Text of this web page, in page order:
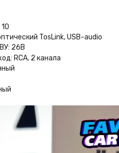
TosLink, USB-audio
26В
RCA, 2 канала